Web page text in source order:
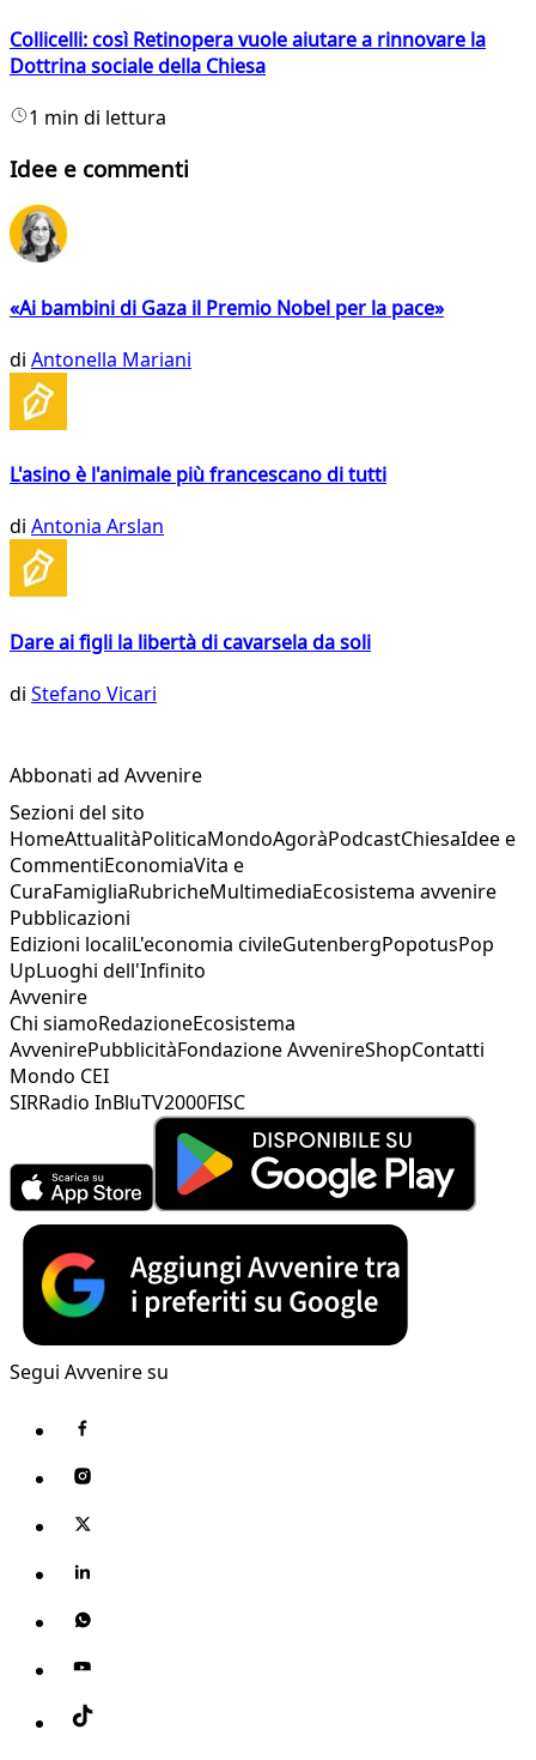
Collicelli: così Retinopera vuole aiutare a rinnovare la
Dottrina sociale della Chiesa
1 min di lettura
Idee e commenti
«Ai bambini di Gaza il Premio Nobel per la pace»
di Antonella Mariani
L'asino è l'animale più francescano di tutti
di Antonia Arslan
Dare ai figli la libertà di cavarsela da soli
di Stefano Vicari
Abbonati ad Avvenire
Sezioni del sito
HomeAttualitàPoliticaMondoAgoràPodcastChiesaIdee e
CommentiEconomiaVita e
CuraFamigliaRubricheMultimediaEcosistema avvenire
Pubblicazioni
Edizioni localiL'economia civileGutenbergPopotusPop
UpLuoghi dell'Infinito
Avvenire
Chi siamoRedazioneEcosistema
AvvenirePubblicitàFondazione AvvenireShopContatti
Mondo CEI
SIRRadio InBluTV2000FISC
Segui Avvenire su